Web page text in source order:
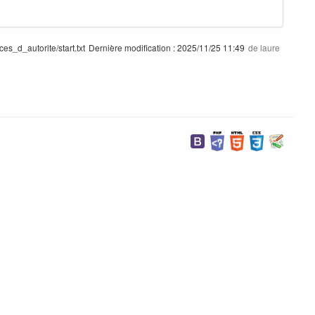
start.txt Dernière modification :2025/11/25 11:49 de laure